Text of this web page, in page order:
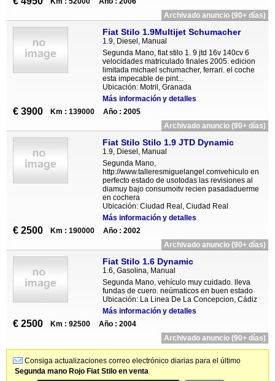
Archivado anuncio (90+ días)
Fiat Stilo 1.9Multijet Schumacher
1.9, Diesel, Manual
Segunda Mano, fiat stilo 1. 9 jtd 16v 140cv 6
velocidades matriculado finales 2005. edicion
limitada michael schumacher, ferrari. el coche
esta impecable de pint...
Ubicación: Motril, Granada
Más información y detalles
€ 3900 Km : 139000
Año : 2005
Archivado anuncio (90+ días)
Fiat Stilo Stilo 1.9 JTD Dynamic
1.9, Diesel, Manual
Segunda Mano,
http://www.talleresmiguelangel.comvehiculo en
perfecto estado de usotodas las revisiones al
diamuy bajo consumoitv recien pasadaduerme
en cochera
Ubicación: Ciudad Real, Ciudad Real
Más información y detalles
€ 2500 Km : 190000
Año : 2002
Archivado anuncio (90+ días)
Fiat Stilo 1.6 Dynamic
1.6, Gasolina, Manual
Segunda Mano, vehículo muy cuidado. lleva
fundas de cuero. neúmaticos en buen estado
Ubicación: La Linea De La Concepcion, Cádiz
Más información y detalles
€ 2500 Km : 92500
Año : 2004
Archivado anuncio (90+ días)
Consiga actualizaciones correo electrónico diarias para el último
Segunda mano Rojo Fiat Stilo en venta